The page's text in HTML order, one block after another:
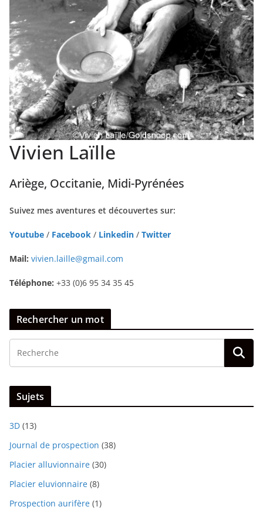
Vivien Laïlle
Ariège, Occitanie, Midi-Pyrénées
Suivez mes aventures et découvertes sur:
Youtube / Facebook / Linkedin / Twitter
Mail: vivien.laille@gmail.com
Téléphone: +33 (0)6 95 34 35 45
Rechercher un mot
Sujets
3D (13)
Journal de prospection (38)
Placier alluvionnaire (30)
Placier eluvionnaire (8)
Prospection aurifère (1)